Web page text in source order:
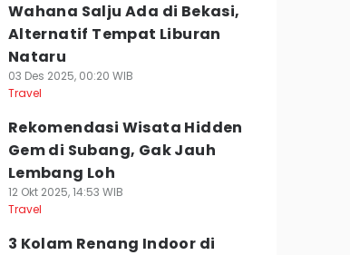
Wahana Salju Ada di Bekasi,
Alternatif Tempat Liburan
Nataru
03 Des 2025, 00:20 WIB
Travel
Rekomendasi Wisata Hidden
Gem di Subang, Gak Jauh
Lembang Loh
12 Okt 2025, 14:53 WIB
Travel
3 Kolam Renang Indoor di